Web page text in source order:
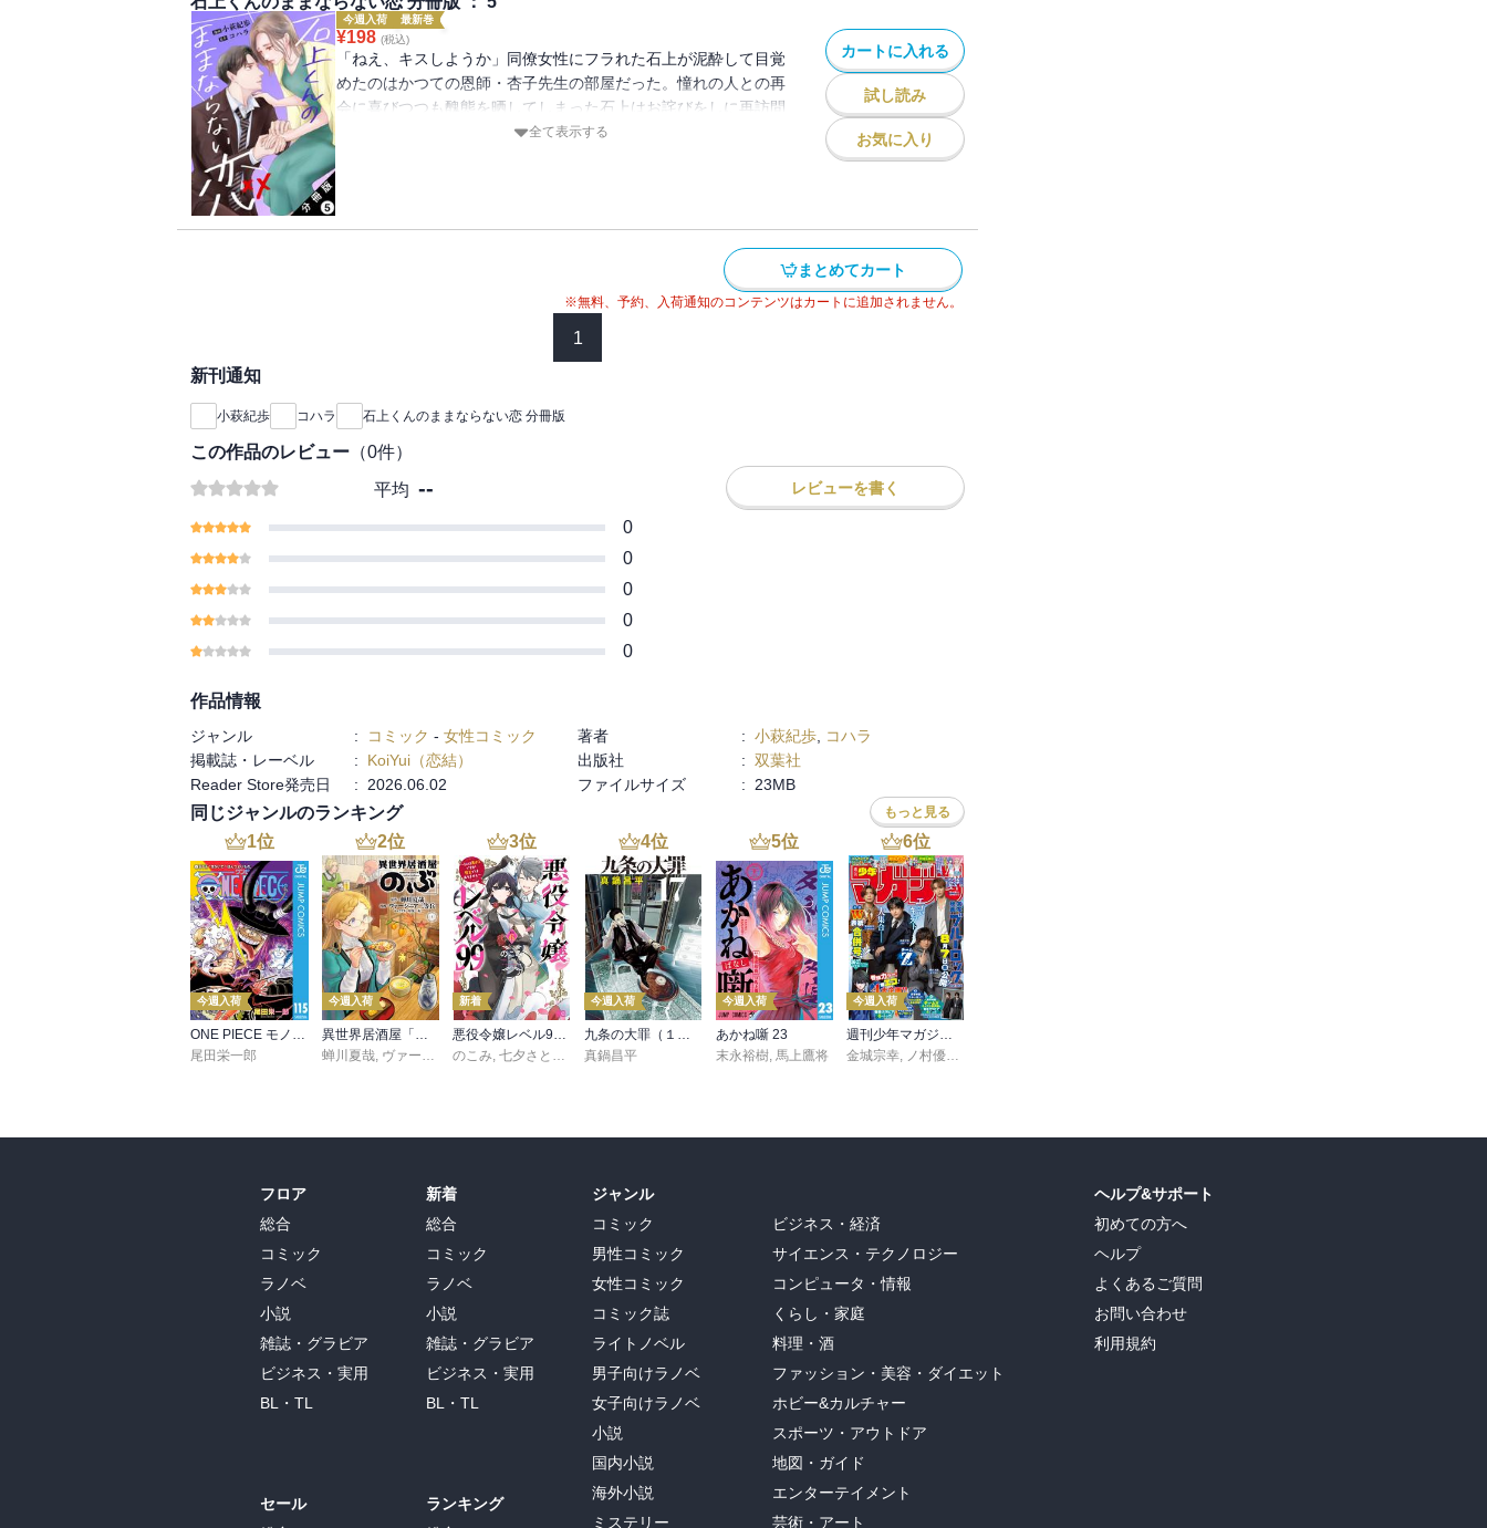
今週入荷 最新巻
¥198 (税込)
「ねえ、キスしようか」同僚女性にフラれた石上が泥酔して目覚
めたのはかつての恩師・杏子先生の部屋だった。憧れの人との再
会に喜びつつも醜態を晒してしまった石上はお詫びをしに再訪問
するが、先生からまさかの誘いの言葉が。社会人になった教え子
全て表示する
カートに入れる
試し読み
お気に入り
まとめてカート
※無料、予約、入荷通知のコンテンツはカートに追加されません。
1
新刊通知
小萩紀歩 コハラ 石上くんのままならない恋 分冊版
この作品のレビュー （0件）
平均 -- レビューを書く
0
0
0
0
0
作品情報
ジャンル : コミック - 女性コミック 著者 : 小萩紀歩
コハラ
掲載誌・レーベル
: KoiYui（恋結） 出版社 : 双葉社
Reader Store発売日
: 2026.06.02 ファイルサイズ : 23MB
同じジャンルのランキング もっと見る
1位
今週入荷
ONE PIECE モノクロ版 115
尾田栄一郎
2位
今週入荷
異世界居酒屋「のぶ」(22)
蝉川夏哉, ヴァージニア二等兵 ,転
3位
新着
悪役令嬢レベル99 ～私は裏ボスですが魔王ではありません～ その６
のこみ,七夕さとり Tea
4位
今週入荷
九条の大罪（１７）
真鍋昌平
5位
今週入荷
あかね噺 23
末永裕樹, 馬上鷹将
6位
今週入荷
週刊少年マガジン 2026年36・37号[2026年8月5日発売]
金城宗幸, ノ村優介
フロア
総合
コミック
ラノベ
小説
雑誌・グラビア
ビジネス・実用
BL・TL
セール
新着
総合
コミック
ラノベ
小説
雑誌・グラビア
ビジネス・実用
BL・TL
ランキング
ジャンル
コミック
男性コミック
女性コミック
コミック誌
ライトノベル
男子向けラノベ
女子向けラノベ
小説
国内小説
海外小説
ミステリー
ビジネス・経済
サイエンス・テクノロジー
コンピュータ・情報
くらし・家庭
料理・酒
ファッション・美容・ダイエット
ホビー&カルチャー
スポーツ・アウトドア
地図・ガイド
エンターテイメント
芸術・アート
ヘルプ&サポート
初めての方へ
ヘルプ
よくあるご質問
お問い合わせ
利用規約